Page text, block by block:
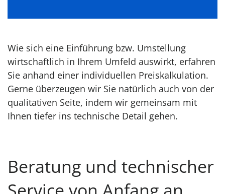
Wie sich eine Einführung bzw. Umstellung
wirtschaftlich in Ihrem Umfeld auswirkt, erfahren
Sie anhand einer individuellen Preiskalkulation.
Gerne überzeugen wir Sie natürlich auch von der
qualitativen Seite, indem wir gemeinsam mit
Ihnen tiefer ins technische Detail gehen.
Beratung und technischer